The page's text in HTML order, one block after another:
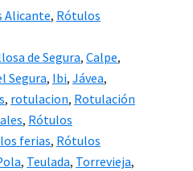
Alicante, Rótulos
de Segura, Calpe,
Segura, Ibi, Jávea,
, rotulacion, Rotulación
, Rótulos
ferias, Rótulos
, Teulada, Torrevieja,